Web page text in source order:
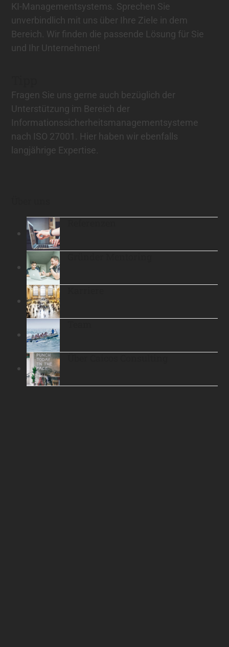
KI-Managementsystems. Sprechen Sie
unverbindlich mit uns über Ihre Ziele in dem
Bereich. Wir finden die passende Lösung für Sie
und Ihr Unternehmen!
Fragen Sie uns gerne auch bezüglich der
Unterstützung im Bereich der
Informationssicherheitsmanagementsysteme
nach ISO 27001. Hier haben wir ebenfalls
langjährige Expertise.